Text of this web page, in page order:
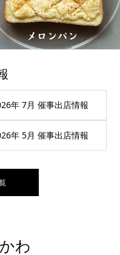
年 7月 催事出店情報
年 5月 催事出店情報
わ